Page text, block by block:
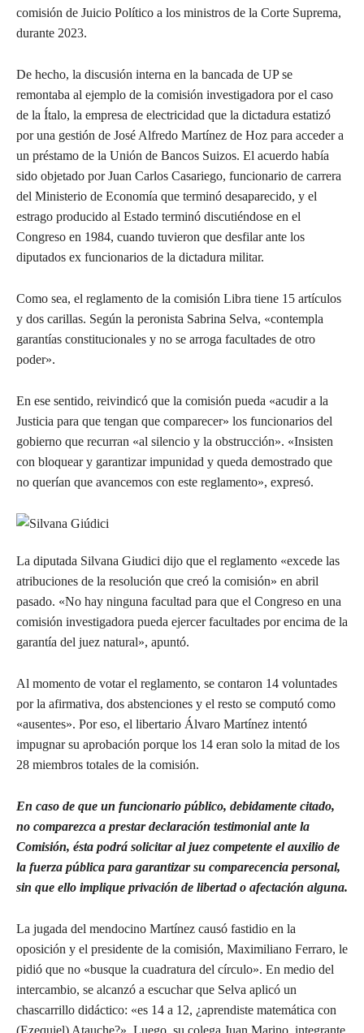
comisión de Juicio Político a los ministros de la Corte Suprema,
durante 2023.
De hecho, la discusión interna en la bancada de UP se
remontaba al ejemplo de la comisión investigadora por el caso
de la Ítalo, la empresa de electricidad que la dictadura estatizó
por una gestión de José Alfredo Martínez de Hoz para acceder a
un préstamo de la Unión de Bancos Suizos. El acuerdo había
sido objetado por Juan Carlos Casariego, funcionario de carrera
del Ministerio de Economía que terminó desaparecido, y el
estrago producido al Estado terminó discutiéndose en el
Congreso en 1984, cuando tuvieron que desfilar ante los
diputados ex funcionarios de la dictadura militar.
Como sea, el reglamento de la comisión Libra tiene 15 artículos
y dos carillas. Según la peronista Sabrina Selva, «contempla
garantías constitucionales y no se arroga facultades de otro
poder».
En ese sentido, reivindicó que la comisión pueda «acudir a la
Justicia para que tengan que comparecer» los funcionarios del
gobierno que recurran «al silencio y la obstrucción». «Insisten
con bloquear y garantizar impunidad y queda demostrado que
no querían que avancemos con este reglamento», expresó.
La diputada Silvana Giudici dijo que el reglamento «excede las
atribuciones de la resolución que creó la comisión» en abril
pasado. «No hay ninguna facultad para que el Congreso en una
comisión investigadora pueda ejercer facultades por encima de la
garantía del juez natural», apuntó.
Al momento de votar el reglamento, se contaron 14 voluntades
por la afirmativa, dos abstenciones y el resto se computó como
«ausentes». Por eso, el libertario Álvaro Martínez intentó
impugnar su aprobación porque los 14 eran solo la mitad de los
28 miembros totales de la comisión.
En caso de que un funcionario público, debidamente citado,
no comparezca a prestar declaración testimonial ante la
Comisión, ésta podrá solicitar al juez competente el auxilio de
la fuerza pública para garantizar su comparecencia personal,
sin que ello implique privación de libertad o afectación alguna.
La jugada del mendocino Martínez causó fastidio en la
oposición y el presidente de la comisión, Maximiliano Ferraro, le
pidió que no «busque la cuadratura del círculo». En medio del
intercambio, se alcanzó a escuchar que Selva aplicó un
chascarrillo didáctico: «es 14 a 12, ¿aprendiste matemática con
(Ezequiel) Atauche?». Luego, su colega Juan Marino, integrante